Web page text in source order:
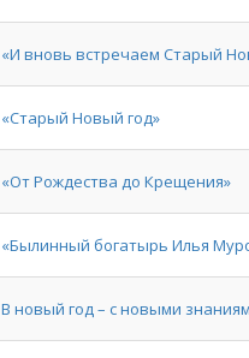
«И вновь встречаем Старый
«Старый Новый год»
«От Рождества до Крещения»
«Былинный богатырь Илья
В новый год – с новыми